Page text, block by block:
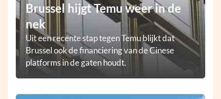
Brussel hijgt Temu weer in de
nek
Uit een recente stap tegen Temu blijkt dat
Brussel ook de financiering van de Cinese
platforms in de gaten houdt.